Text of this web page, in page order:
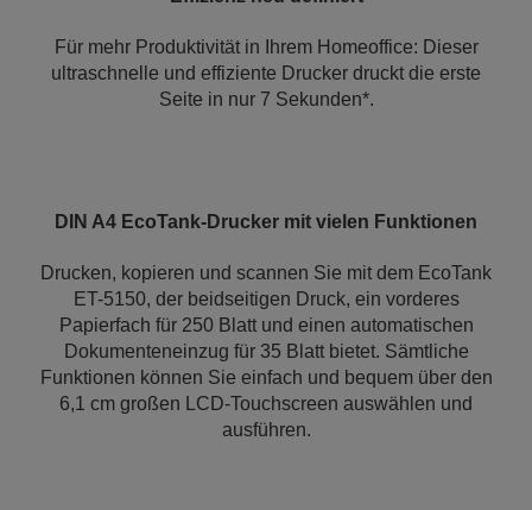
Für mehr Produktivität in Ihrem Homeoffice: Dieser
ultraschnelle und effiziente Drucker druckt die erste
Seite in nur 7 Sekunden*.
DIN A4 EcoTank-Drucker mit vielen Funktionen
Drucken, kopieren und scannen Sie mit dem EcoTank
ET-5150, der beidseitigen Druck, ein vorderes
Papierfach für 250 Blatt und einen automatischen
Dokumenteneinzug für 35 Blatt bietet. Sämtliche
Funktionen können Sie einfach und bequem über den
6,1 cm großen LCD-Touchscreen auswählen und
ausführen.